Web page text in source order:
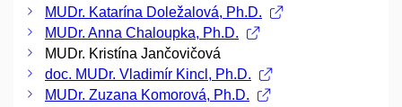
MUDr. Katarína Doležalová, Ph.D.
MUDr. Anna Chaloupka, Ph.D.
MUDr. Kristína Jančovičová
doc. MUDr. Vladimír Kincl, Ph.D.
MUDr. Zuzana Komorová, Ph.D.